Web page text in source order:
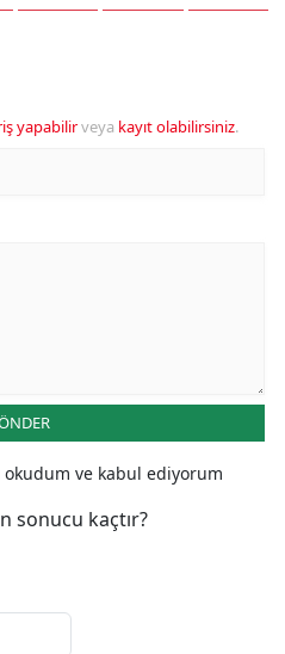
yapabilirveya kayıt olabilirsiniz.
okudum ve kabul ediyorum
sonucu kaçtır?